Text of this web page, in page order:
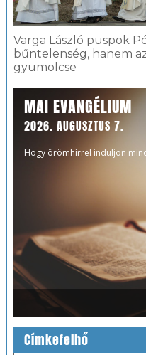
Varga László püspök
bűntelenség, hanem
gyümölcse
MAI EVANGÉLIUM
2026. AUGUSZTUS 7.
Hogy örömhírrel induljon
Címkefelhő